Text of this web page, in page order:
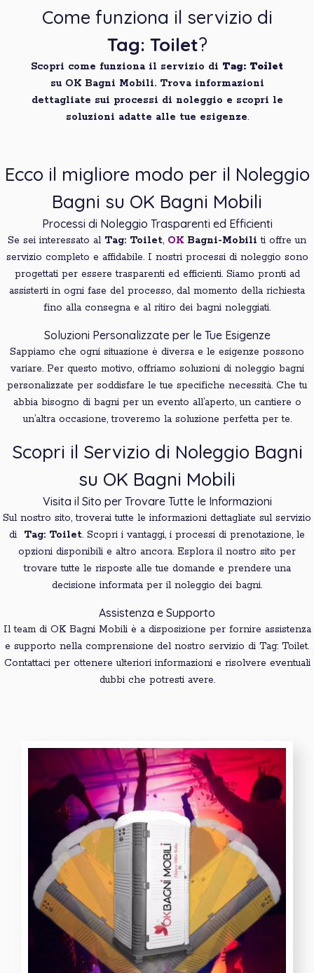
Come funziona il servizio di
Tag: Toilet?
Scopri come funziona il servizio di Tag: Toilet
su OK Bagni Mobili. Trova informazioni
dettagliate sui processi di noleggio e scopri le
soluzioni adatte alle tue esigenze.
Ecco il migliore modo per il Noleggio
Bagni su OK Bagni Mobili
Processi di Noleggio Trasparenti ed Efficienti
Se sei interessato al Tag: Toilet, OK Bagni-Mobili ti offre un
servizio completo e affidabile. I nostri processi di noleggio sono
progettati per essere trasparenti ed efficienti. Siamo pronti ad
assisterti in ogni fase del processo, dal momento della richiesta
fino alla consegna e al ritiro dei bagni noleggiati.
Soluzioni Personalizzate per le Tue Esigenze
Sappiamo che ogni situazione è diversa e le esigenze possono
variare. Per questo motivo, offriamo soluzioni di noleggio bagni
personalizzate per soddisfare le tue specifiche necessità. Che tu
abbia bisogno di bagni per un evento all’aperto, un cantiere o
un’altra occasione, troveremo la soluzione perfetta per te.
Scopri il Servizio di Noleggio Bagni
su OK Bagni Mobili
Visita il Sito per Trovare Tutte le Informazioni
Sul nostro sito, troverai tutte le informazioni dettagliate sul servizio
di Tag: Toilet. Scopri i vantaggi, i processi di prenotazione, le
opzioni disponibili e altro ancora. Esplora il nostro sito per
trovare tutte le risposte alle tue domande e prendere una
decisione informata per il noleggio dei bagni.
Assistenza e Supporto
Il team di OK Bagni Mobili è a disposizione per fornire assistenza
e supporto nella comprensione del nostro servizio di Tag: Toilet.
Contattaci per ottenere ulteriori informazioni e risolvere eventuali
dubbi che potresti avere.